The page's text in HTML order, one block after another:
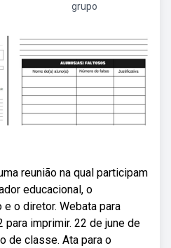
grupo
reunião na qual participam
educacional, o
o diretor. Webata para
imprimir. 22 de june de
de classe. Ata para o